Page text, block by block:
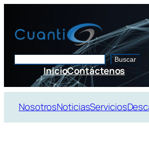
contenido
Buscar
Buscar
InicioContáctenos
NosotrosNoticiasServicios